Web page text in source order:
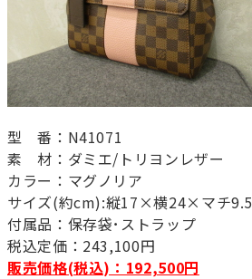
型 番：N41071
素 材：ダミエ/トリヨンレザー
カラー：マグノリア
サイズ(約cm):縦17×横24×マチ9.5
付属品：保存袋･ストラップ
税込定価：243,100円
販売価格(税込)：192,500円